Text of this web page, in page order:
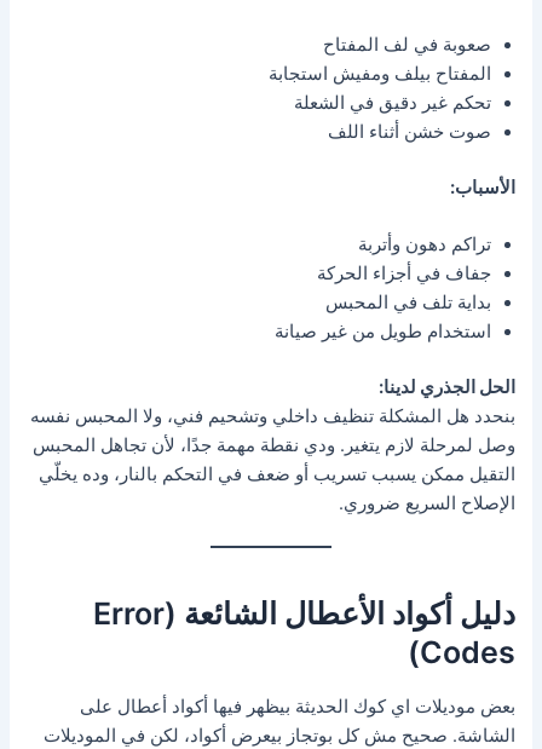
صعوبة في لف المفتاح
المفتاح بيلف ومفيش استجابة
تحكم غير دقيق في الشعلة
صوت خشن أثناء اللف
الأسباب:
تراكم دهون وأتربة
جفاف في أجزاء الحركة
بداية تلف في المحبس
استخدام طويل من غير صيانة
الحل الجذري لدينا:
بنحدد هل المشكلة تنظيف داخلي وتشحيم فني، ولا المحبس نفسه
وصل لمرحلة لازم يتغير. ودي نقطة مهمة جدًا، لأن تجاهل المحبس
التقيل ممكن يسبب تسريب أو ضعف في التحكم بالنار، وده يخلّي
الإصلاح السريع ضروري.
دليل أكواد الأعطال الشائعة (Error
Codes)
بعض موديلات اي كوك الحديثة بيظهر فيها أكواد أعطال على
الشاشة. صحيح مش كل بوتجاز بيعرض أكواد، لكن في الموديلات